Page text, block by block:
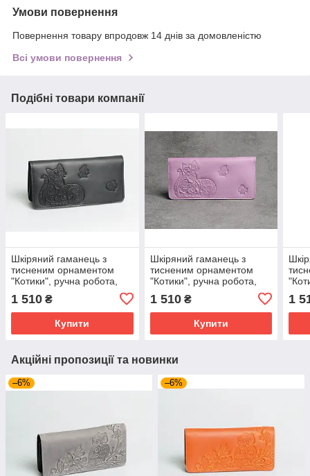
Умови повернення
Повернення товару впродовж 14 днів за домовленістю
Всі умови повернення
Подібні товари компанії
Шкіряний гаманець з
тисненим орнаментом
"Котики", ручна робота,
чорного кольору, 20х10 см
1 510 ₴
Купити
Шкіряний гаманець з
тисненим орнаментом
"Котики", ручна робота,
бузкового кольору, 20х10
см
1 510₴
Купити
1
Акційні пропозиції та новинки
–6% –6%